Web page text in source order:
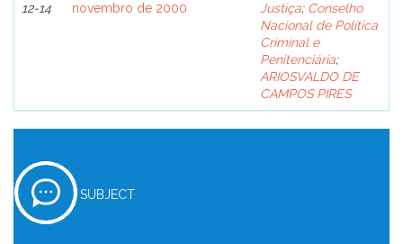
12-14 novembro de 2000 Justiça; Conselho
Nacional de Política
Criminal e
Penitenciária;
ARIOSVALDO DE
CAMPOS PIRES
SUBJECT